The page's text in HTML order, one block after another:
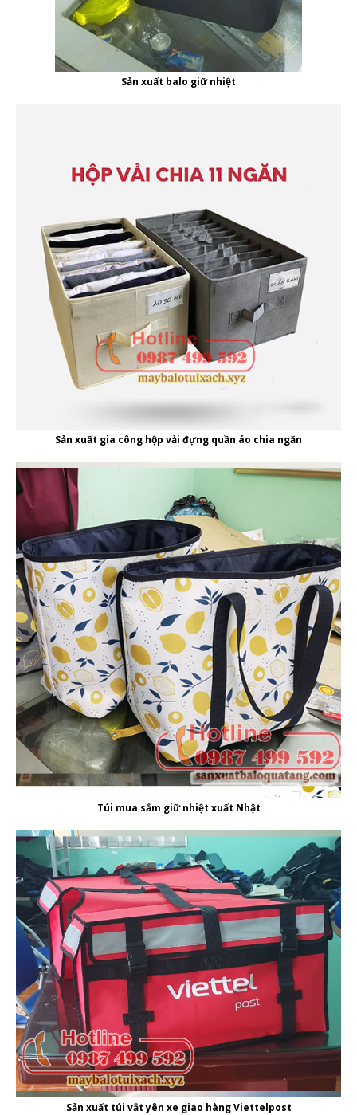
Sản xuất balo giữ nhiệt
Sản xuất gia công hộp vải đựng quần áo chia ngăn
Túi mua sắm giữ nhiệt xuất Nhật
Sản xuất túi vắt yên xe giao hàng Viettelpost